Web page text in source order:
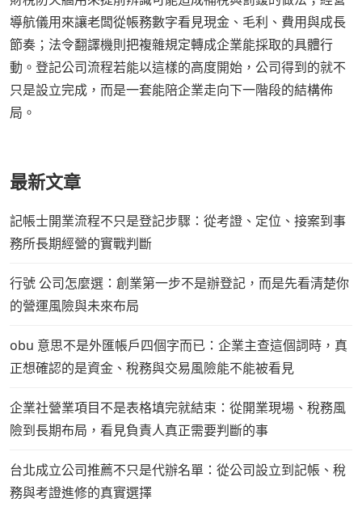
導航儀用來讓老闆從帳務數字看見現金、毛利、費用與成長
節奏；法令翻譯機則把複雜規定轉成企業能採取的具體行
動。登記公司流程若能以這樣的高度開始，公司得到的就不
只是設立完成，而是一套能陪企業走向下一階段的結構佈
局。
最新文章
記帳士開業流程不只是登記步驟：從考證、定位、接案到事
務所長期經營的實戰判斷
行號 公司怎麼選：創業第一步不是辦登記，而是先看清楚你
的營運風險與未來布局
obu 意思不是外匯帳戶四個字而已：企業主查這個詞時，真
正想確認的是資金、稅務與交易風險能不能被看見
企業社營業項目不是表格填完就結束：從開業現場、稅務風
險到長期布局，看見負責人真正需要判斷的事
台北成立公司推薦不只是代辦名單：從公司設立到記帳、稅
務與考證進修的真實選擇